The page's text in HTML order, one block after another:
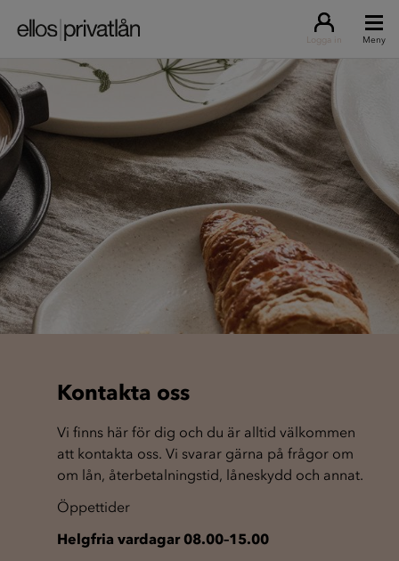
Logga in Meny
Kontakta oss
Vi finns här för dig och du är alltid välkommen
att kontakta oss. Vi svarar gärna på frågor om
om lån, återbetalningstid, låneskydd och annat.
Öppettider
Helgfria vardagar 08.00–15.00